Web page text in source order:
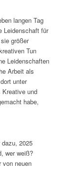
langen Tag
Leidenschaft für
größer
Tun
Leidenschaften
Arbeit als
unter
und
habe,
2025
wer weiß?
von neuen